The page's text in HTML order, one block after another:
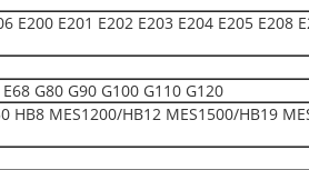
E200 E201 E202 E203 E204 E205 E208
G80 G90 G100 G110 G120
MES1200/HB12 MES1500/HB19